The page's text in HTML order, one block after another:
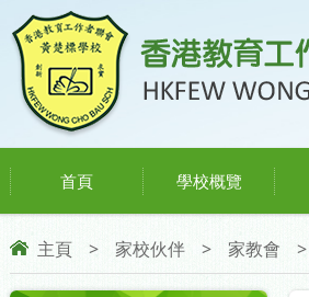
首頁 學校概覽
主頁 > 家校伙伴 > 家教會 >